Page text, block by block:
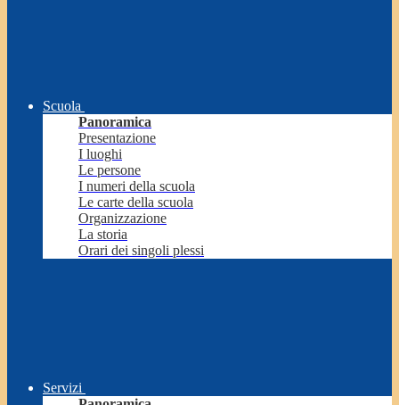
Scuola
Panoramica
Presentazione
I luoghi
Le persone
I numeri della scuola
Le carte della scuola
Organizzazione
La storia
Orari dei singoli plessi
Servizi